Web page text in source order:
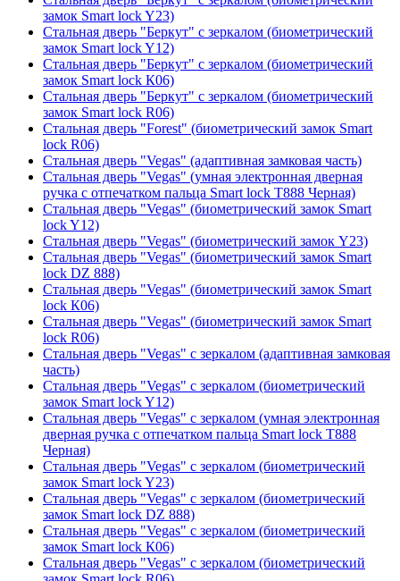
замок Smart lock Y23)
Стальная дверь "Беркут" с зеркалом (биометрический
замок Smart lock Y12)
Стальная дверь "Беркут" с зеркалом (биометрический
замок Smart lock К06)
Стальная дверь "Беркут" с зеркалом (биометрический
замок Smart lock R06)
Стальная дверь "Forest" (биометрический замок Smart
lock R06)
Стальная дверь "Vegas" (адаптивная замковая часть)
Стальная дверь "Vegas" (умная электронная дверная
ручка с отпечатком пальца Smart lock T888 Черная)
Стальная дверь "Vegas" (биометрический замок Smart
lock Y12)
Стальная дверь "Vegas" (биометрический замок Y23)
Стальная дверь "Vegas" (биометрический замок Smart
lock DZ 888)
Стальная дверь "Vegas" (биометрический замок Smart
lock К06)
Стальная дверь "Vegas" (биометрический замок Smart
lock R06)
Стальная дверь "Vegas" с зеркалом (адаптивная замковая
часть)
Стальная дверь "Vegas" с зеркалом (биометрический
замок Smart lock Y12)
Стальная дверь "Vegas" с зеркалом (умная электронная
дверная ручка с отпечатком пальца Smart lock T888
Черная)
Стальная дверь "Vegas" с зеркалом (биометрический
замок Smart lock Y23)
Стальная дверь "Vegas" с зеркалом (биометрический
замок Smart lock DZ 888)
Стальная дверь "Vegas" с зеркалом (биометрический
замок Smart lock К06)
Стальная дверь "Vegas" с зеркалом (биометрический